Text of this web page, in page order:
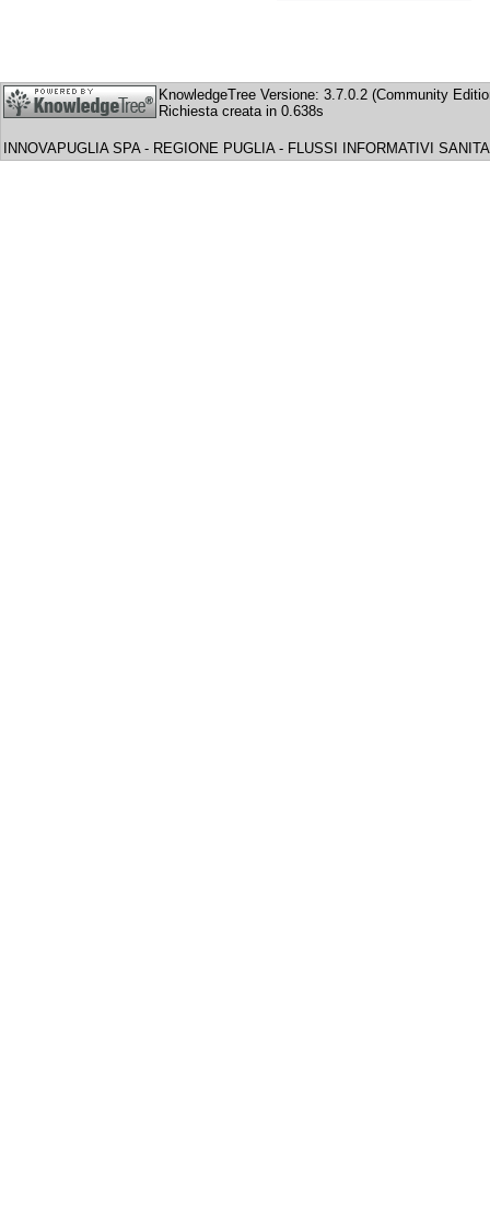
KnowledgeTree Versione: 3.7.0.2 (Community
Richiesta creata in 0.638s
INNOVAPUGLIA SPA - REGIONE PUGLIA - FLUSSI INFORMATIVI